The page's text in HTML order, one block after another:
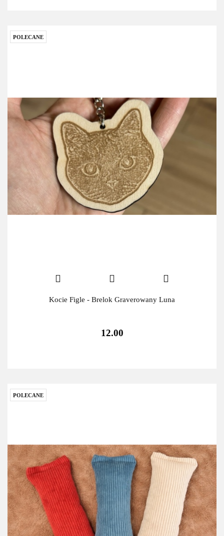
POLECANE
Kocie Figle - Brelok Graverowany Luna
12.00
POLECANE